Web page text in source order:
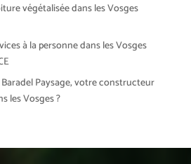
végétalisée dans les Vosges
à la personne dans les Vosges
Paysage, votre constructeur
les Vosges ?